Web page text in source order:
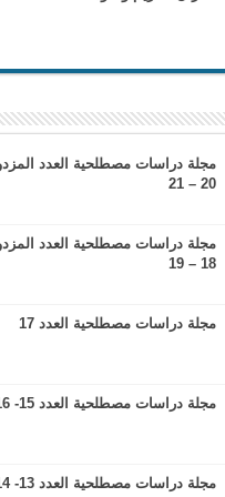
مجلة دراسات مصطلحية العدد
20 – 21
مجلة دراسات مصطلحية العدد
18 – 19
مجلة دراسات مصطلحية العدد 17
مجلة دراسات مصطلحية العدد 15- 16
مجلة دراسات مصطلحية العدد 13- 14